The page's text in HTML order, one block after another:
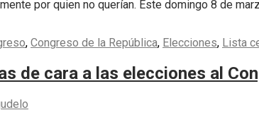
por quien no querían. Este domingo 8 de
, Congreso de la República, Elecciones, Lista
de cara a las elecciones al